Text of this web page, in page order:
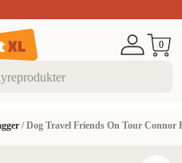
0
/Dog Travel Friends On Tour Connor